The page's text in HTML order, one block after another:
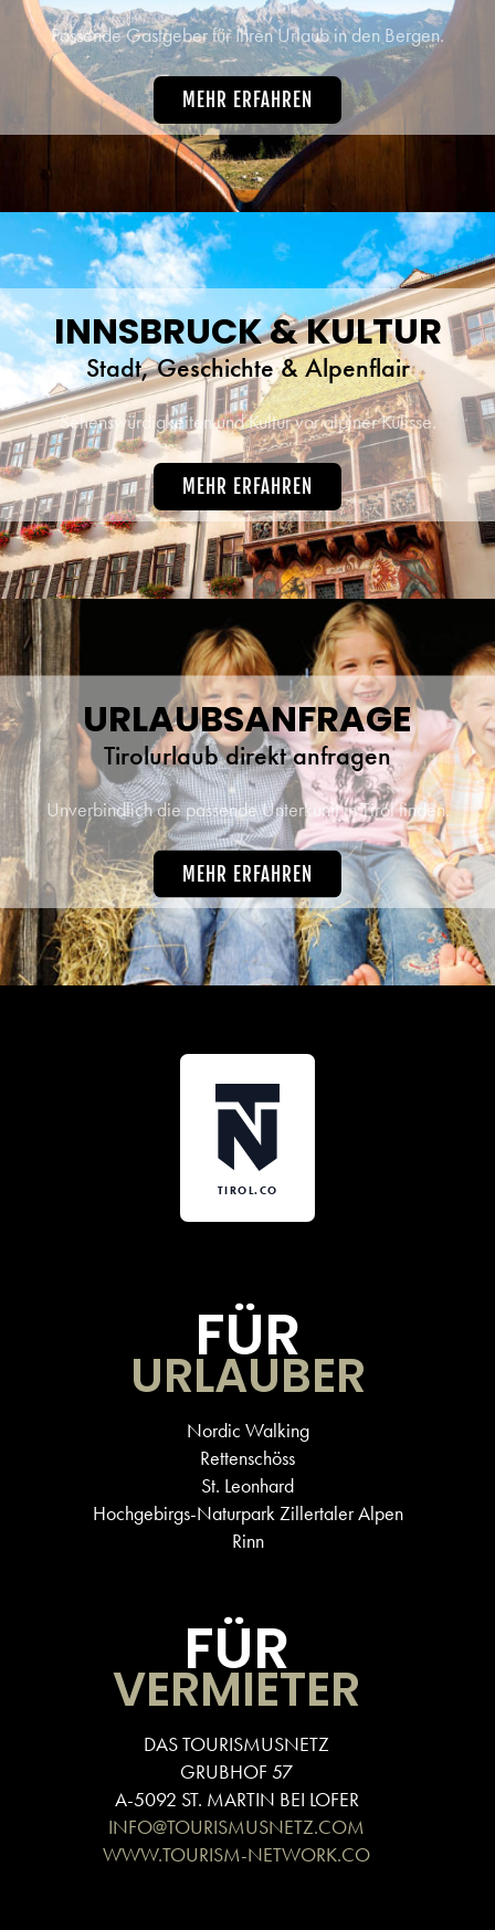
Passende Gastgeber für Ihren Urlaub in den Bergen.
MEHR ERFAHREN
INNSBRUCK & KULTUR
Stadt, Geschichte & Alpenflair
Sehenswürdigkeiten und Kultur vor alpiner Kulisse.
MEHR ERFAHREN
URLAUBSANFRAGE
Tirolurlaub direkt anfragen
Unverbindlich die passende Unterkunft in Tirol finden.
MEHR ERFAHREN
TIROL.CO
FÜR
URLAUBER
Nordic Walking
Rettenschöss
St. Leonhard
Hochgebirgs-Naturpark Zillertaler Alpen
Rinn
FÜR
VERMIETER
DAS TOURISMUSNETZ
GRUBHOF 57
A-5092 ST. MARTIN BEI LOFER
INFO@TOURISMUSNETZ.COM
WWW.TOURISM-NETWORK.CO